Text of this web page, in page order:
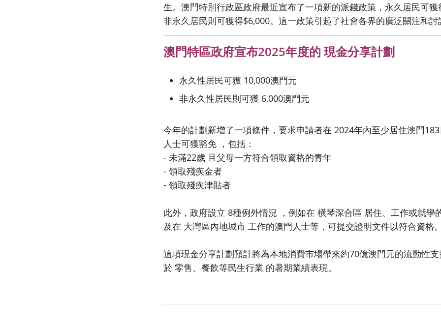
生。澳門特別行政區政府最近宣布了一項新的派錢政策，永久居民可獲
非永久居民則可獲得$6,000。這一政策引起了社會各界的廣泛關注和討
澳門特區政府宣布2025年度的 現金分享計劃
永久性居民可獲 10,000澳門元
非永久性居民則可獲 6,000澳門元
今年的計劃新增了一項條件，要求申請者在 2024年內至少居住澳門
人士可獲豁免 ，包括：
- 未滿22歲 且父母一方符合領取資格的青年
- 領取殘疾金者
- 領取殘疾津貼者
此外，政府設立 8種例外情況 ，例如在 橫琴深合區 居住、工作或就學
及在 大灣區內地城市 工作的澳門人士等，可提交證明文件以符合資格。
這項現金分享計劃預計將為本地消費市場帶來約70億澳門元的流動性
於 零售、餐飲等民生行業 的暑期業績表現。